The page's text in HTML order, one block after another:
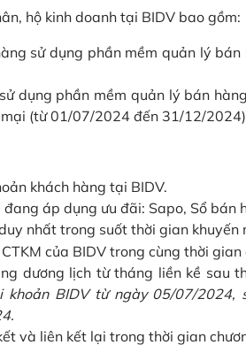
hộ kinh doanh tại BIDV bao gồm:
sử dụng phần mềm quản lý
dụng phần mềm quản lý bán
(từ 01/07/2024 đến 31/12/2024)
khách hàng tại BIDV.
áp dụng ưu đãi: Sapo, Sổ bán
nhất trong suốt thời gian khuyến
của BIDV trong cùng thời
dương lịch từ tháng liền kề sau
khoản BIDV từ ngày 05/07/
và liên kết lại trong thời gian